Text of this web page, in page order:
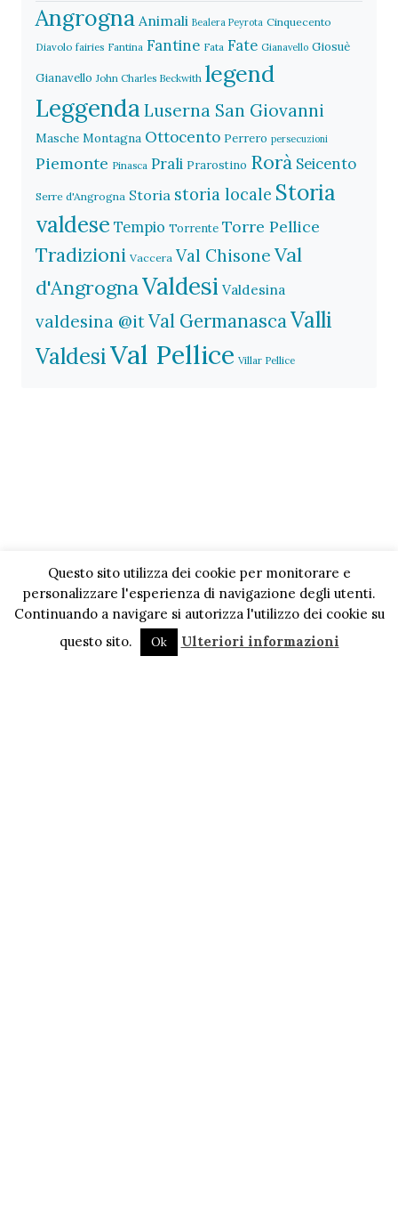
Angrogna Animali Bealera Peyrota Cinquecento
Diavolo fairies Fantina Fantine Fata Fate Gianavello Giosuè
Gianavello John Charles Beckwith legend
Leggenda Luserna San Giovanni
Masche Montagna Ottocento Perrero persecuzioni
Piemonte Pinasca Prali Prarostino Rorà Seicento
Serre d'Angrogna Storia storia locale Storia
valdese Tempio Torrente Torre Pellice
Tradizioni Vaccera Val Chisone Val
d'AngrognaValdesi Valdesina
valdesina @itVal GermanascaValli
ValdesiVal Pellice Villar Pellice
Questo sito utilizza dei cookie per monitorare e
personalizzare l'esperienza di navigazione degli utenti.
Continuando a navigare si autorizza l'utilizzo dei cookie su
questo sito.
Ok Ulteriori informazioni